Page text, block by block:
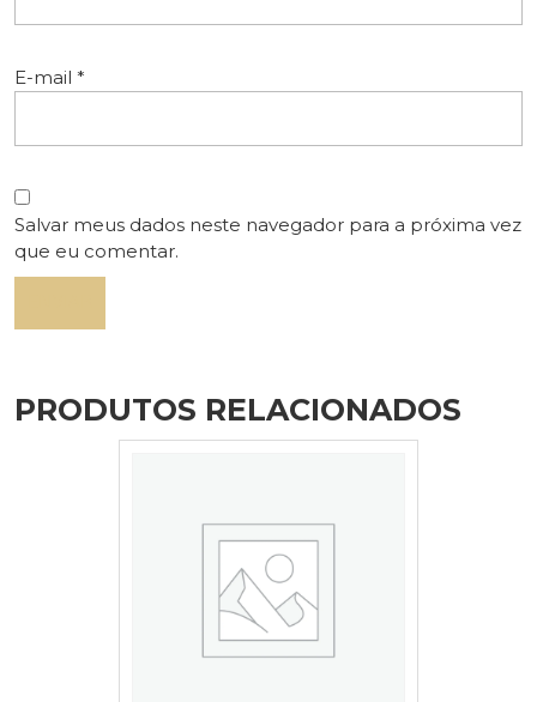
E-mail *
Salvar meus dados neste navegador para a próxima vez
que eu comentar.
PRODUTOS RELACIONADOS